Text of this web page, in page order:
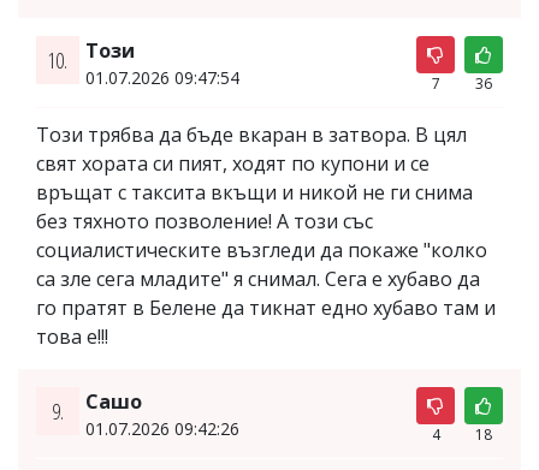
10. Този
01.07.2026 09:47:54 7 36
Този трябва да бъде вкаран в затвора. В цял
свят хората си пият, ходят по купони и се
връщат с таксита вкъщи и никой не ги снима
без тяхното позволение! А този със
социалистическите възгледи да покаже "колко
са зле сега младите" я снимал. Сега е хубаво да
го пратят в Белене да тикнат едно хубаво там и
това е!!!
9. Сашо
01.07.2026 09:42:26 4 18